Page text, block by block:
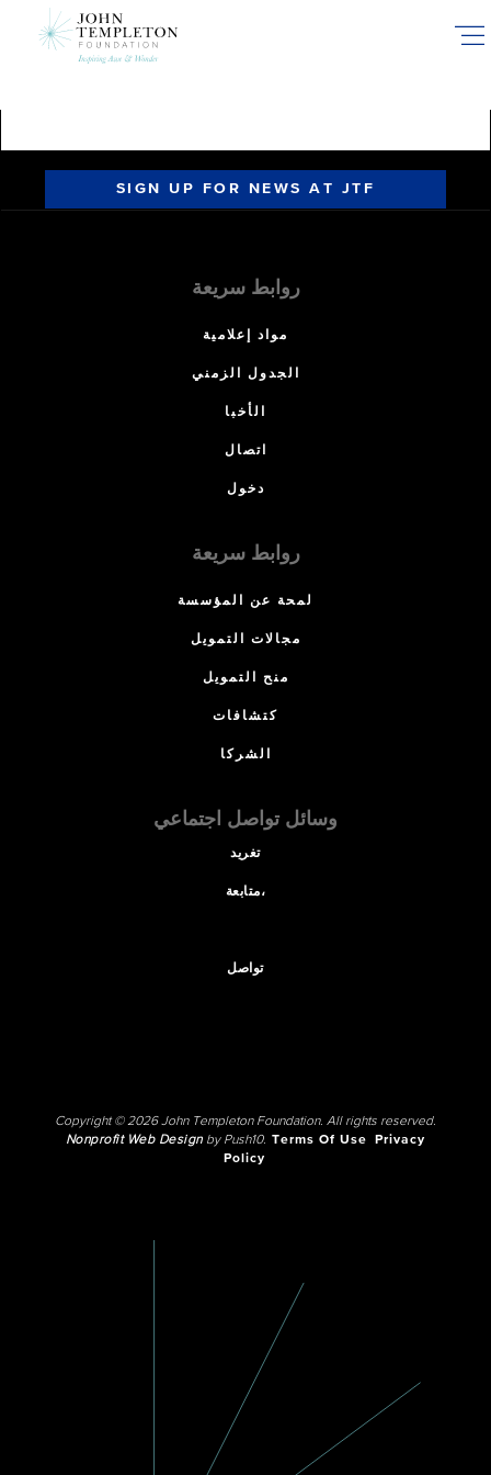
SIGN UP FOR NEWS AT JTF
روابط سريعة
مواد إعلامية
الجدول الزمني
الأخبا
اتصال
دخول
روابط سريعة
لمحة عن المؤسسة
مجالات التمويل
منح التمويل
كتشافات
الشركا
وسائل تواصل اجتماعي
تغريد
متابعة،
تواصل
Copyright © 2026 John Templeton Foundation. All rights reserved.
Nonprofit Web Designby Push10. Terms Of Use
Privacy
Policy